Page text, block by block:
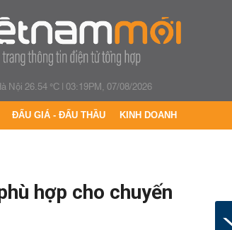
Nội 26.54 °C|03:19PM, 07/08/2026
ĐẤU GIÁ - ĐẤU THẦU KINH DOANH
hợp cho chuyến